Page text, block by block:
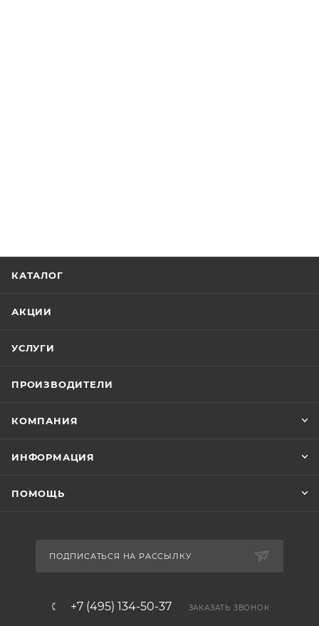
КАТАЛОГ
АКЦИИ
УСЛУГИ
ПРОИЗВОДИТЕЛИ
КОМПАНИЯ
ИНФОРМАЦИЯ
ПОМОЩЬ
ПОДПИСАТЬСЯ НА РАССЫЛКУ
+7 (495) 134-50-37 ЗАКАЗАТЬ ЗВОНОК